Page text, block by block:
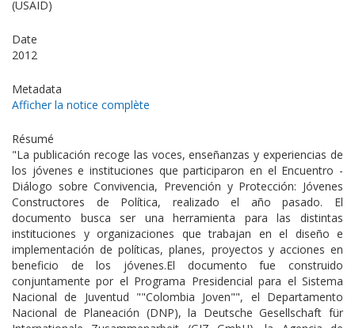
(USAID)
Date
2012
Metadata
Afficher la notice complète
Résumé
"La publicación recoge las voces, enseñanzas y experiencias de
los jóvenes e instituciones que participaron en el Encuentro -
Diálogo sobre Convivencia, Prevención y Protección: Jóvenes
Constructores de Política, realizado el año pasado. El
documento busca ser una herramienta para las distintas
instituciones y organizaciones que trabajan en el diseño e
implementación de políticas, planes, proyectos y acciones en
beneficio de los jóvenes.El documento fue construido
conjuntamente por el Programa Presidencial para el Sistema
Nacional de Juventud ""Colombia Joven"", el Departamento
Nacional de Planeación (DNP), la Deutsche Gesellschaft für